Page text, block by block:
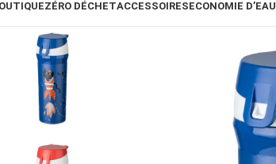
ZÉRO DÉCHETACCESSOIRESECONOMIE D’EAU